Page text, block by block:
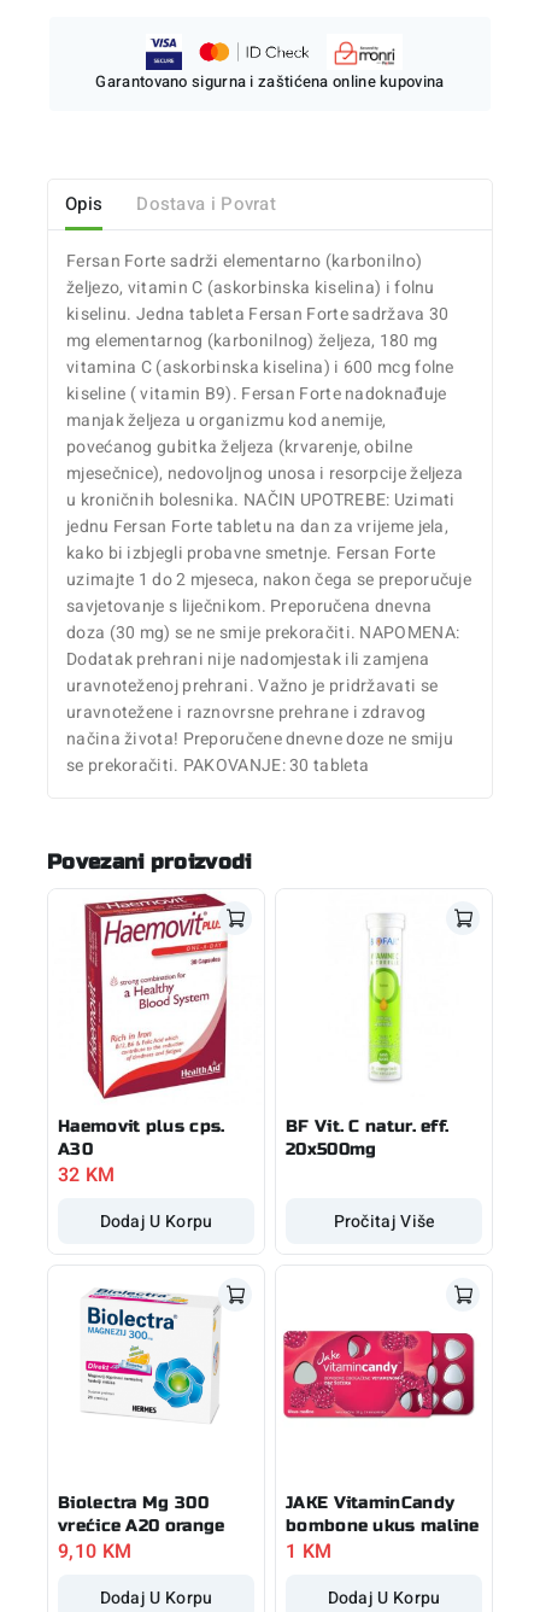
Garantovano sigurna i zaštićena online kupovina
Opis Dostava i Povrat
Fersan Forte sadrži elementarno (karbonilno)
željezo, vitamin C (askorbinska kiselina) i folnu
kiselinu. Jedna tableta Fersan Forte sadržava 30
mg elementarnog (karbonilnog) željeza, 180 mg
vitamina C (askorbinska kiselina) i 600 mcg folne
kiseline ( vitamin B9). Fersan Forte nadoknađuje
manjak željeza u organizmu kod anemije,
povećanog gubitka željeza (krvarenje, obilne
mjesečnice), nedovoljnog unosa i resorpcije željeza
u kroničnih bolesnika. NAČIN UPOTREBE: Uzimati
jednu Fersan Forte tabletu na dan za vrijeme jela,
kako bi izbjegli probavne smetnje. Fersan Forte
uzimajte 1 do 2 mjeseca, nakon čega se preporučuje
savjetovanje s liječnikom. Preporučena dnevna
doza (30 mg) se ne smije prekoračiti. NAPOMENA:
Dodatak prehrani nije nadomjestak ili zamjena
uravnoteženoj prehrani. Važno je pridržavati se
uravnotežene i raznovrsne prehrane i zdravog
načina života! Preporučene dnevne doze ne smiju
se prekoračiti. PAKOVANJE: 30 tableta
Povezani proizvodi
Haemovit plus cps.
A30
32 KM
Dodaj U Korpu
BF Vit. C natur. eff.
20x500mg
Pročitaj Više
Biolectra Mg 300
vrećice A20 orange
9,10 KM
Dodaj U Korpu
JAKE VitaminCandy
bombone ukus maline
1 KM
Dodaj U Korpu